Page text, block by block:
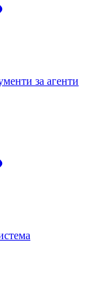
за агенти